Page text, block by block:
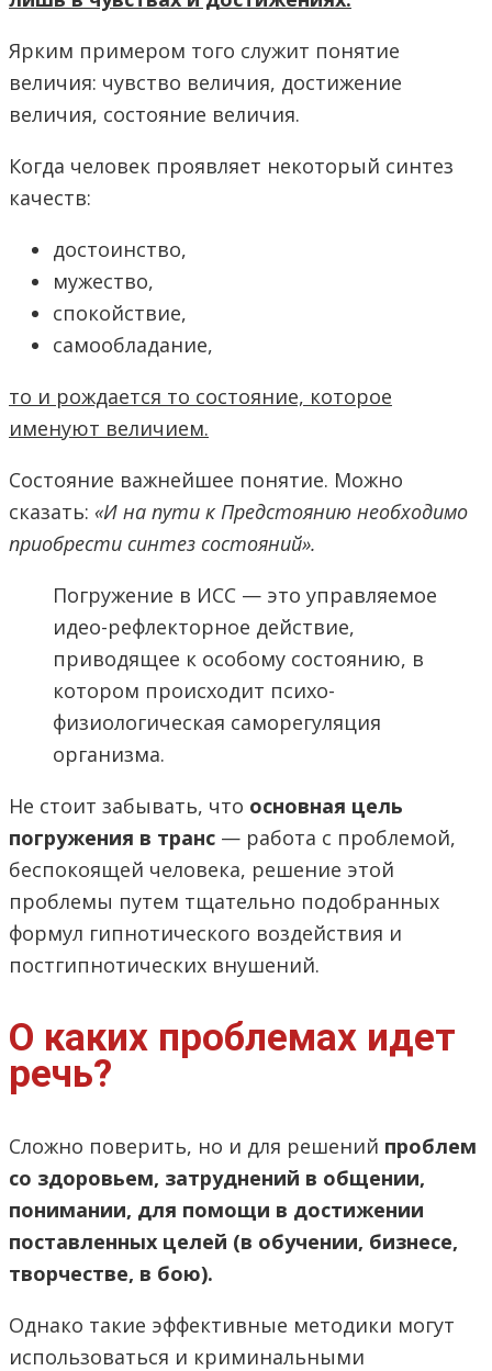
Ярким примером того служит понятие
величия: чувство величия, достижение
величия, состояние величия.
Когда человек проявляет некоторый синтез
качеств:
достоинство,
мужество,
спокойствие,
самообладание,
то и рождается то состояние, которое
именуют величием.
Состояние важнейшее понятие. Можно
сказать: «И на пути к Предстоянию необходимо
приобрести синтез состояний».
Погружение в ИСС — это управляемое
идео-рефлекторное действие,
приводящее к особому состоянию, в
котором происходит психо-
физиологическая саморегуляция
организма.
Не стоит забывать, что основная цель
погружения в транс — работа с проблемой,
беспокоящей человека, решение этой
проблемы путем тщательно подобранных
формул гипнотического воздействия и
постгипнотических внушений.
О каких проблемах идет
речь?
Сложно поверить, но и для решений проблем
со здоровьем, затруднений в общении,
понимании, для помощи в достижении
поставленных целей (в обучении, бизнесе,
творчестве, в бою).
Однако такие эффективные методики могут
использоваться и криминальными